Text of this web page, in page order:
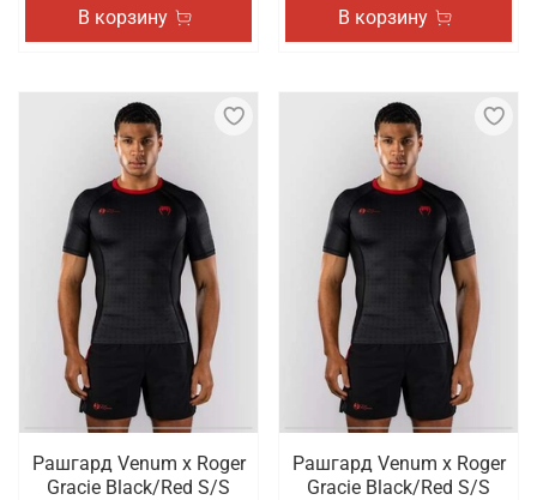
В корзину В корзину
Рашгард Venum x Roger
Gracie Black/Red S/S
Рашгард Venum x Roger
Gracie Black/Red S/S